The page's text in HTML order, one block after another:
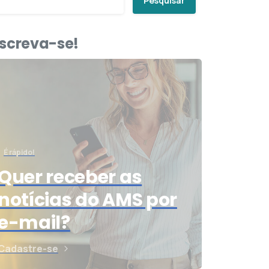
se!
É rápido!
receber as
do AMS por
mail?
se